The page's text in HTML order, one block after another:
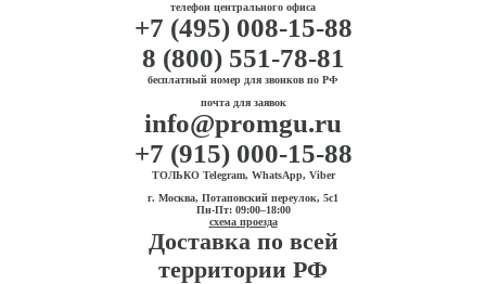
телефон центрального офиса
+7 (495) 008-15-88
8 (800) 551-78-81
бесплатный номер для звонков по РФ
почта для заявок
info@promgu.ru
+7 (915) 000-15-88
ТОЛЬКО Telegram, WhatsApp, Viber
г. Москва, Потаповский переулок, 5с1
Пн-Пт: 09:00–18:00
схема проезда
Доставка по всей
территории РФ